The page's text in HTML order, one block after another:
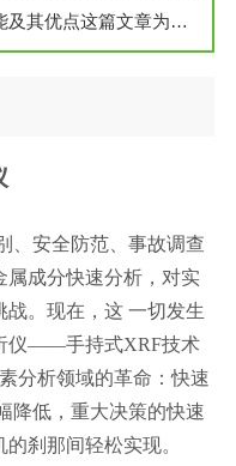
关于金属成分测试仪的主要功能及其优点这篇文章为你详细盘点
、安全防范、事故调查
属成分快速分析，对实
。现在，这 一切发生
仪——手持式XRF技术
分析领域的革命：快速
降低，重大决策的快速
刹那间轻松实现。